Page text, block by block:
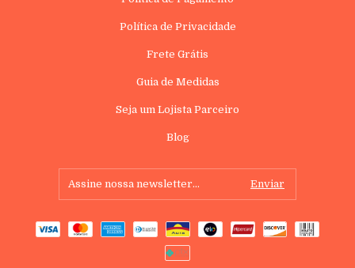
Política de Privacidade
Frete Grátis
Guia de Medidas
Seja um Lojista Parceiro
Blog